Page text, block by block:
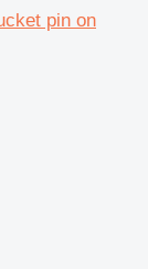
pin on